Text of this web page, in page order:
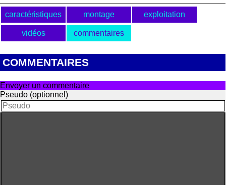
caractéristiques montage exploitation
vidéos commentaires
COMMENTAIRES
Envoyer un commentaire
Pseudo (optionnel)